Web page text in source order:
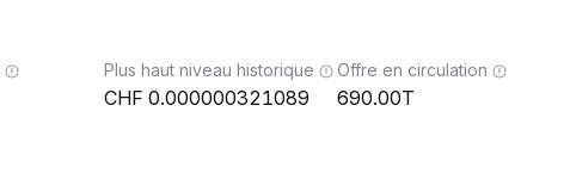
Plus haut niveau historique
0.000000321089
Offre en circulation
690.00T